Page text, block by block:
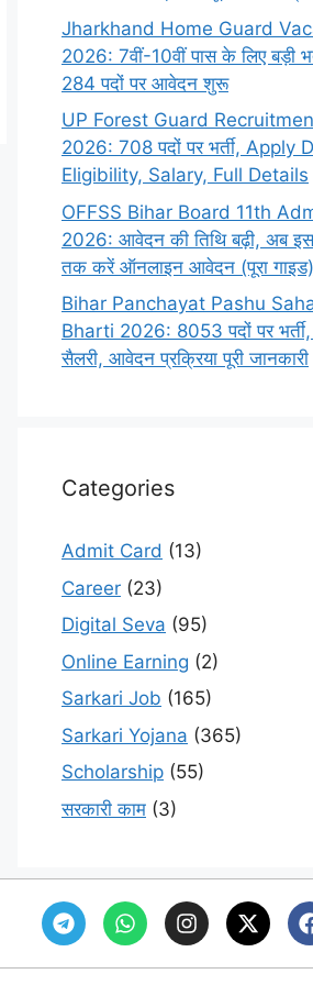
Jharkhand Home Guard
2026: 7वीं-10वीं पास के लिए बड़ी
284 पदों पर आवेदन शुरू
UP Forest Guard
2026: 708 पदों पर भर्ती, Apply
Eligibility, Salary, Full Details
OFFSS Bihar Board 11th
2026: आवेदन की तिथि बढ़ी, अब
तक करें ऑनलाइन आवेदन (पूरा गाइड)
Bihar Panchayat Pashu
Bharti 2026: 8053 पदों पर भर्ती,
सैलरी, आवेदन प्रक्रिया पूरी जानकारी
Categories
Admit Card (13)
Career (23)
Digital Seva (95)
Online Earning (2)
Sarkari Job (165)
Sarkari Yojana (365)
Scholarship (55)
सरकारी काम (3)